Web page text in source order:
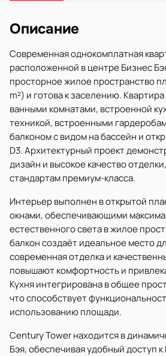
Описание
Современная однокомплатная
расположенной в центре Бизнес
просторное жилое пространство
m²) и готова к заселению.
ванными комнатами, встроенной
техникой, встроенными
балконом с видом на бассейн и
D3. Архитектурный проект
дизайн и высокое качество
стандартам премиум-класса.
Интерьер выполнен в открытой
окнами, обеспечивающими
естественного света в жилое
балкон создаёт идеальное место
современная отделка и
повышают комфортность и
Кухня интегрирована в общее
что способствует
использованию площади.
Century Tower находится в
Бэя, обеспечивая удобный доступ